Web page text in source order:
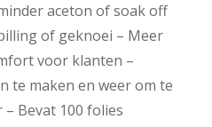
aceton of soak off
of geknoei – Meer
voor klanten –
te maken en weer om te
Bevat 100 folies